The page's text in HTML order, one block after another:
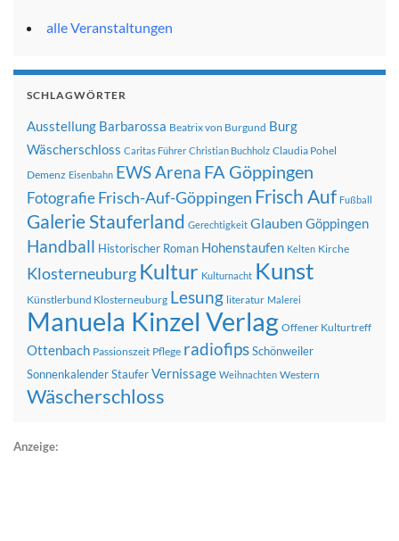
alle Veranstaltungen
SCHLAGWÖRTER
Ausstellung Barbarossa Beatrix von Burgund Burg
Wäscherschloss Caritas Führer Christian Buchholz Claudia Pohel
Demenz Eisenbahn EWS Arena FA Göppingen
FotografieFrisch-Auf-Göppingen Frisch Auf Fußball
Galerie Stauferland Gerechtigkeit Glauben Göppingen
Handball Historischer Roman Hohenstaufen Kelten Kirche
Klosterneuburg Kultur Kulturnacht Kunst
Künstlerbund Klosterneuburg Lesung literatur Malerei
Manuela Kinzel Verlag Offener Kulturtreff
Ottenbach Passionszeit Pflege radiofipsSchönweiler
SonnenkalenderStauferVernissage Weihnachten Western
Wäscherschloss
Anzeige: